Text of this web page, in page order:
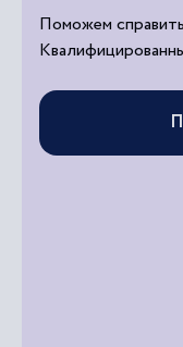
Поможем